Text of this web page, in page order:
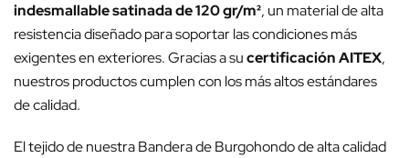
indesmallable satinada de 120 gr/m², un material de alta
resistencia diseñado para soportar las condiciones más
exigentes en exteriores. Gracias a sucertificación AITEX,
nuestros productos cumplen con los más altos estándares
de calidad.
El tejido de nuestra Bandera de Burgohondo de alta calidad